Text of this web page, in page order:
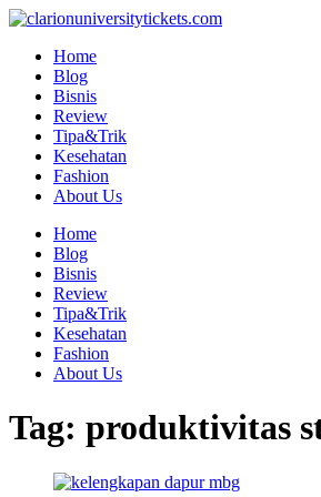
Skip
contentHome
Blog
Bisnis
Review
Tipa&Trik
Kesehatan
Fashion
About Us
Home
Blog
Bisnis
Review
Tipa&Trik
Kesehatan
Fashion
About Us
Tag: produktivitas